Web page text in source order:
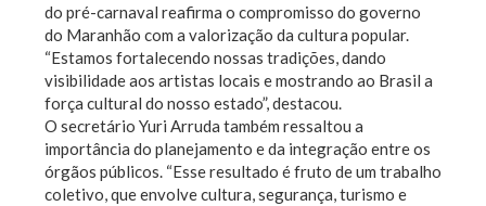
do pré-carnaval reafirma o compromisso do governo
do Maranhão com a valorização da cultura popular.
“Estamos fortalecendo nossas tradições, dando
visibilidade aos artistas locais e mostrando ao Brasil a
força cultural do nosso estado”, destacou.
O secretário Yuri Arruda também ressaltou a
importância do planejamento e da integração entre os
órgãos públicos. “Esse resultado é fruto de um trabalho
coletivo, que envolve cultura, segurança, turismo e